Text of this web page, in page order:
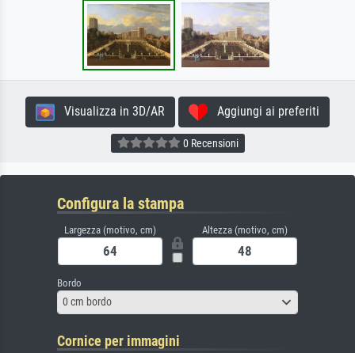
Visualizza in 3D/AR Aggiungi ai preferiti
0 Recensioni
Configura la stampa
Largezza (motivo, cm) Altezza (motivo, cm)
Bordo
0 cm bordo
Cornice per immagini